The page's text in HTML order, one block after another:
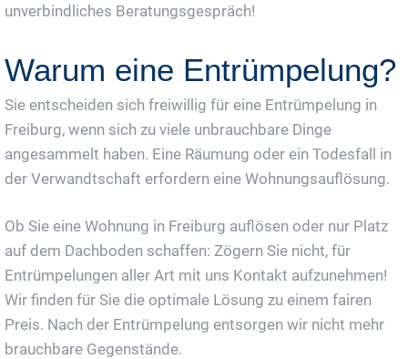
unverbindliches Beratungsgespräch!
Warum eine Entrümpelung?
Sie entscheiden sich freiwillig für eine Entrümpelung in
Freiburg, wenn sich zu viele unbrauchbare Dinge
angesammelt haben. Eine Räumung oder ein Todesfall in
der Verwandtschaft erfordern eine Wohnungsauflösung.
Ob Sie eine Wohnung in Freiburg auflösen oder nur Platz
auf dem Dachboden schaffen: Zögern Sie nicht, für
Entrümpelungen aller Art mit uns Kontakt aufzunehmen!
Wir finden für Sie die optimale Lösung zu einem fairen
Preis. Nach der Entrümpelung entsorgen wir nicht mehr
brauchbare Gegenstände.